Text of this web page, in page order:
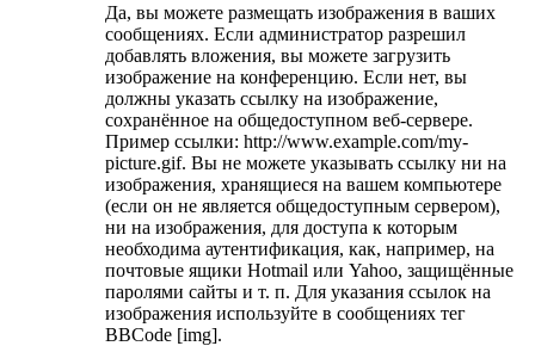
Да, вы можете размещать изображения в ваших
сообщениях. Если администратор разрешил
добавлять вложения, вы можете загрузить
изображение на конференцию. Если нет, вы
должны указать ссылку на изображение,
сохранённое на общедоступном веб-сервере.
Пример ссылки: http://www.example.com/my-
picture.gif. Вы не можете указывать ссылку ни на
изображения, хранящиеся на вашем компьютере
(если он не является общедоступным сервером),
ни на изображения, для доступа к которым
необходима аутентификация, как, например, на
почтовые ящики Hotmail или Yahoo, защищённые
паролями сайты и т. п. Для указания ссылок на
изображения используйте в сообщениях тег
BBCode [img].